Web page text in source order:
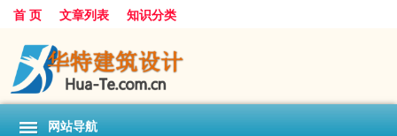
首 页 文章列表 知识分类
网站导航